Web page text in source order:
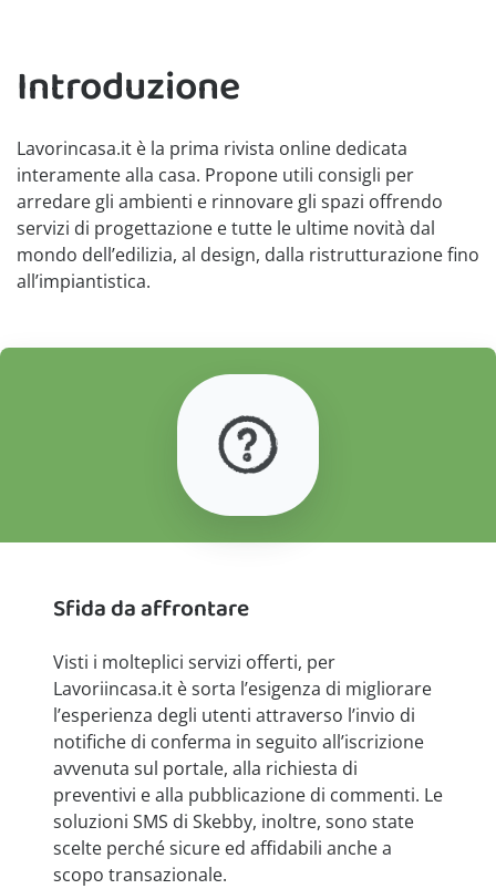
Introduzione
Lavorincasa.it è la prima rivista online dedicata
interamente alla casa. Propone utili consigli per
arredare gli ambienti e rinnovare gli spazi offrendo
servizi di progettazione e tutte le ultime novità dal
mondo dell’edilizia, al design, dalla ristrutturazione fino
all’impiantistica.
Sfida da affrontare
Visti i molteplici servizi offerti, per
Lavoriincasa.it è sorta l’esigenza di migliorare
l’esperienza degli utenti attraverso l’invio di
notifiche di conferma in seguito all’iscrizione
avvenuta sul portale, alla richiesta di
preventivi e alla pubblicazione di commenti. Le
soluzioni SMS di Skebby, inoltre, sono state
scelte perché sicure ed affidabili anche a
scopo transazionale.